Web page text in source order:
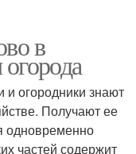
в
и огородники знают
Получают ее
одновременно
частей содержит